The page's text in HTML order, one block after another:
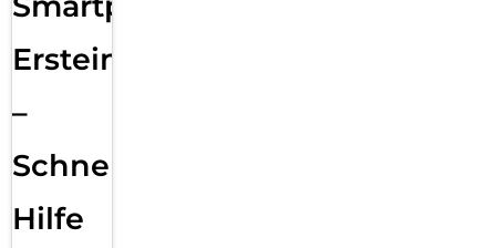
Ersteinrichtung
–
Schnelle
Hilfe